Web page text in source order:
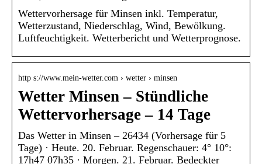
Wettervorhersage für Minsen inkl. Temperatur,
Wetterzustand, Niederschlag, Wind, Bewölkung.
Luftfeuchtigkeit. Wetterbericht und Wetterprognose.
http s://www.mein-wetter.com › wetter › minsen
Wetter Minsen – Stündliche
Wettervorhersage – 14 Tage
Das Wetter in Minsen – 26434 (Vorhersage für 5
Tage) · Heute. 20. Februar. Regenschauer: 4° 10°:
17h47 07h35 · Morgen. 21. Februar. Bedeckter